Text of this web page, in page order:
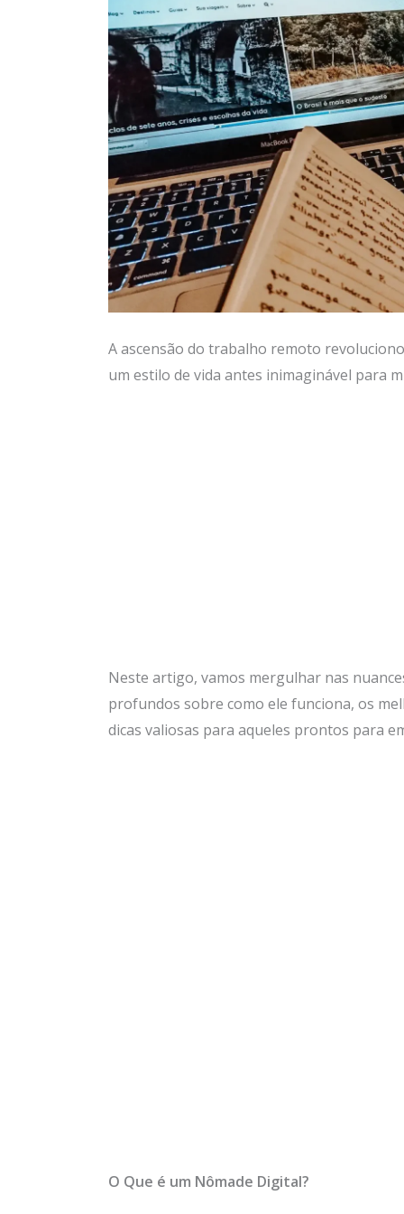
A ascensão do trabalho remoto
um estilo de vida antes inimaginável para
Neste artigo, vamos mergulhar nas
profundos sobre como ele funciona, os
dicas valiosas para aqueles prontos para
O Que é um Nômade Digital?